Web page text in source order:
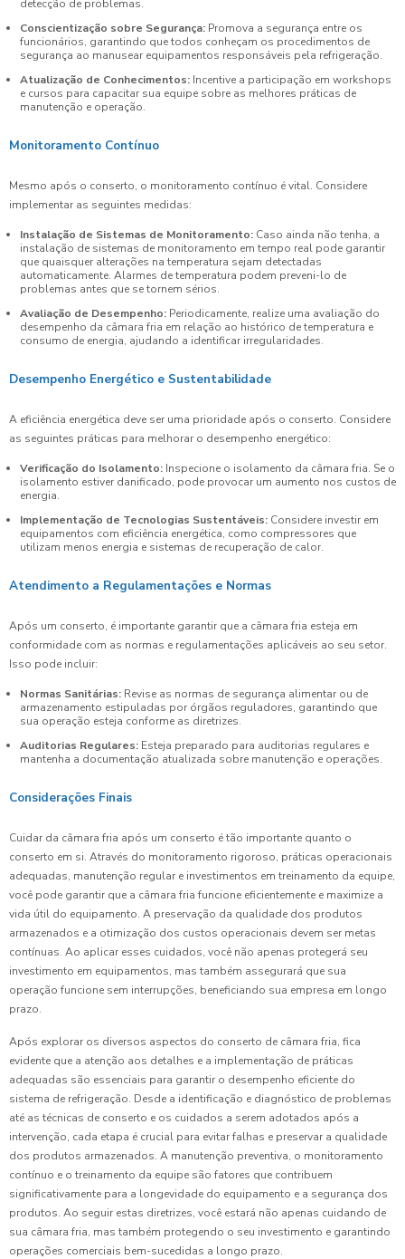
detecção de problemas.
Conscientização sobre Segurança: Promova a segurança entre os
funcionários, garantindo que todos conheçam os procedimentos de
segurança ao manusear equipamentos responsáveis pela refrigeração.
Atualização de Conhecimentos: Incentive a participação em workshops
e cursos para capacitar sua equipe sobre as melhores práticas de
manutenção e operação.
Monitoramento Contínuo
Mesmo após o conserto, o monitoramento contínuo é vital. Considere
implementar as seguintes medidas:
Instalação de Sistemas de Monitoramento: Caso ainda não tenha, a
instalação de sistemas de monitoramento em tempo real pode garantir
que quaisquer alterações na temperatura sejam detectadas
automaticamente. Alarmes de temperatura podem preveni-lo de
problemas antes que se tornem sérios.
Avaliação de Desempenho: Periodicamente, realize uma avaliação do
desempenho da câmara fria em relação ao histórico de temperatura e
consumo de energia, ajudando a identificar irregularidades.
Desempenho Energético e Sustentabilidade
A eficiência energética deve ser uma prioridade após o conserto. Considere
as seguintes práticas para melhorar o desempenho energético:
Verificação do Isolamento: Inspecione o isolamento da câmara fria. Se o
isolamento estiver danificado, pode provocar um aumento nos custos de
energia.
Implementação de Tecnologias Sustentáveis: Considere investir em
equipamentos com eficiência energética, como compressores que
utilizam menos energia e sistemas de recuperação de calor.
Atendimento a Regulamentações e Normas
Após um conserto, é importante garantir que a câmara fria esteja em
conformidade com as normas e regulamentações aplicáveis ao seu setor.
Isso pode incluir:
Normas Sanitárias: Revise as normas de segurança alimentar ou de
armazenamento estipuladas por órgãos reguladores, garantindo que
sua operação esteja conforme as diretrizes.
Auditorias Regulares: Esteja preparado para auditorias regulares e
mantenha a documentação atualizada sobre manutenção e operações.
Considerações Finais
Cuidar da câmara fria após um conserto é tão importante quanto o
conserto em si. Através do monitoramento rigoroso, práticas operacionais
adequadas, manutenção regular e investimentos em treinamento da equipe,
você pode garantir que a câmara fria funcione eficientemente e maximize a
vida útil do equipamento. A preservação da qualidade dos produtos
armazenados e a otimização dos custos operacionais devem ser metas
contínuas. Ao aplicar esses cuidados, você não apenas protegerá seu
investimento em equipamentos, mas também assegurará que sua
operação funcione sem interrupções, beneficiando sua empresa em longo
prazo.
Após explorar os diversos aspectos do conserto de câmara fria, fica
evidente que a atenção aos detalhes e a implementação de práticas
adequadas são essenciais para garantir o desempenho eficiente do
sistema de refrigeração. Desde a identificação e diagnóstico de problemas
até as técnicas de conserto e os cuidados a serem adotados após a
intervenção, cada etapa é crucial para evitar falhas e preservar a qualidade
dos produtos armazenados. A manutenção preventiva, o monitoramento
contínuo e o treinamento da equipe são fatores que contribuem
significativamente para a longevidade do equipamento e a segurança dos
produtos. Ao seguir estas diretrizes, você estará não apenas cuidando de
sua câmara fria, mas também protegendo o seu investimento e garantindo
operações comerciais bem-sucedidas a longo prazo.